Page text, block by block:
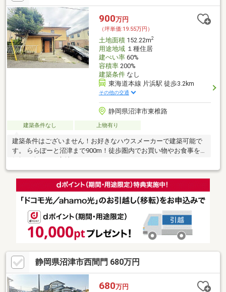
900万円
（坪単価:19.55万円）
土地面積152.22m2
用途地域１種住居
建ぺい率60%
容積率200%
建築条件なし
東海道本線 片浜駅 徒歩3.2km
その他の交通
静岡県沼津市東椎路
建築条件なし 上物有り
建築条件はございません！お好きなハウスメーカーで建築可能で
す。 ららぽーと沼津まで900m！徒歩圏内でお買い物やお食事を
静岡県沼津市西間門 680万円
680万円